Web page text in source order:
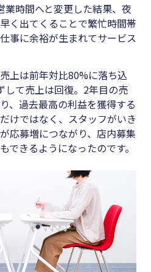
業時間へと変更した結果、夜
く出てくることで繁忙時間帯
事に余裕が生まれてサービス
上は前年対比80%に落ち込
して売上は回復。2年目の売
、過去最高の利益を獲得する
けではなく、スタッフがいき
応募増につながり、店内募集
できるようになったのです。